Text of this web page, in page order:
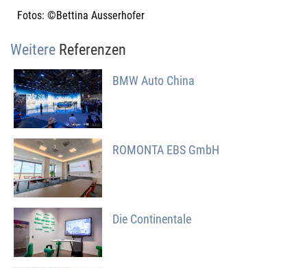
Fotos: ©Bettina Ausserhofer
Weitere Referenzen
BMW Auto China
ROMONTA EBS GmbH
Die Continentale